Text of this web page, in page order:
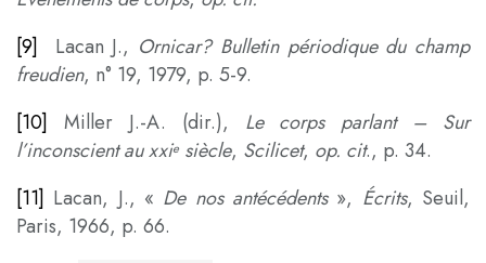
[9]
Lacan J., Ornicar? Bulletin périodique du champ
freudien, n° 19, 1979, p. 5-9.
[10]
Miller J.-A. (dir.), Le corps parlant – Sur
l’inconscient au xxiesiècle, Scilicet, op. cit., p. 34.
[11] Lacan, J., « De nos antécédents», Écrits, Seuil,
Paris, 1966, p. 66.